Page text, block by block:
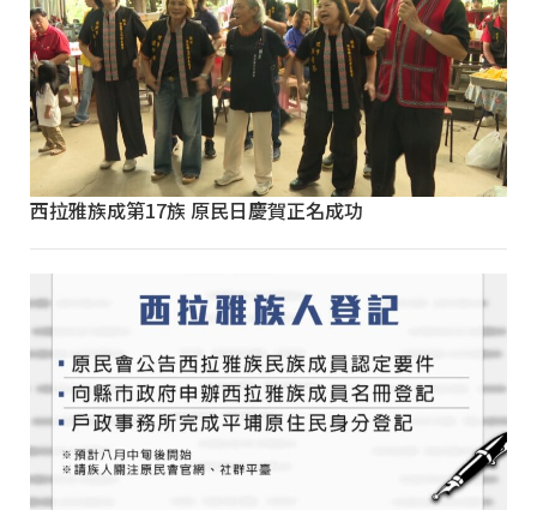
西拉雅族成第17族 原民日慶賀正名成功